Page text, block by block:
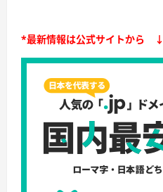
*最新情報は公式サイトから ↓